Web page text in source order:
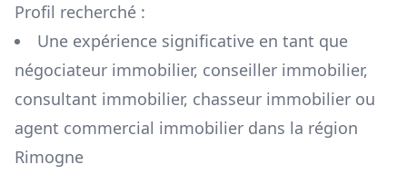
Profil recherché :
Une expérience significative en tant que
négociateur immobilier, conseiller immobilier,
consultant immobilier, chasseur immobilier ou
agent commercial immobilier dans la région
Rimogne